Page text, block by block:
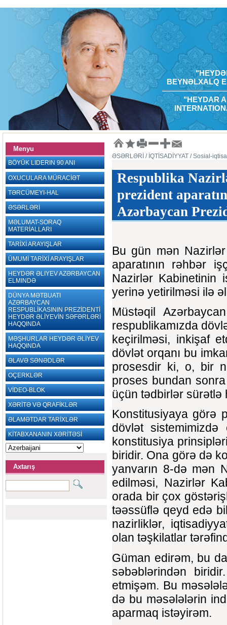
BEYNƏLXALQ
"HEYDAR
Menyu
BÖYÜK LIDERIN 90 ANI
OXUCULARA MÜRACİƏT
TƏRCÜMEYI-HAL
ƏSƏRLƏRİ
MƏLUMAT-SORAQ
MATERİALLARI
TARİXİ ARAYIŞLAR
ÜMUMİ TARİXİ ARAYIŞLAR
HEYDƏR ƏLIYEV AZƏRBAYCAN
ELMINDƏ
DÜNYA MƏTBUATI
AZƏRBAYCAN
RESPUBLİKASININ PREZİDENTİ
HEYDƏR ƏLİYEVİN SƏFƏRLƏRİ
HAQQINDA
MƏŞHURLAR HEYDƏR ƏLİYEV
HAQQINDA
ƏLAVƏ SƏNƏDLƏR
OÇERKLƏR
VİDEO-BLOK
XƏRİTƏ VƏ QRAFİKLƏR
ƏLAMƏTDAR TARİXLƏR
KİTABXANANIN XƏRİTƏSİ
Axtarış
ƏSƏRLƏRİ / İQTİSADİYYAT / Sosial-
Respublika
prezident
Azərbaycan
Bu gün mən
aparatının rəhbər
Nazirlər Kabinetinin
yerinə yetirilməsi ilə
Müstəqil
respublikamızda
keçirilməsi, inkişaf
dövlət orqanı bu
prosesdir ki, o, bir
proses bundan
üçün tədbirlər sürətlə
Konstitusiyaya görə
dövlət
konstitusiya
biridir. Ona görə də
yanvarın 8-də mən
edilməsi, Nazirlər
orada bir çox
təəssüflə qeyd edə
nazirliklər,
olan təşkilatlar
Güman edirəm, bu
səbəblərindən
etmişəm. Bu
də bu məsələlərin
aparmaq istəyirəm.